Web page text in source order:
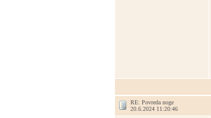
RE: Povreda noge
20.6.2024 11:20:46